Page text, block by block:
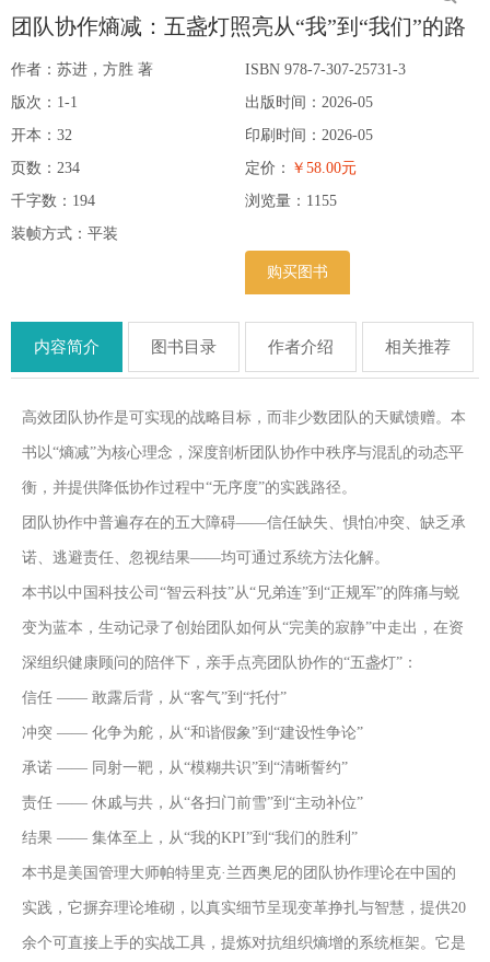
团队协作熵减：五盏灯照亮从“我”到“我们”的路
作者：苏进，方胜 著
版次：1-1
开本：32
页数：234
千字数：194
装帧方式：平装
ISBN 978-7-307-25731-3
出版时间：2026-05
印刷时间：2026-05
定价： ￥58.00元
浏览量： 1155
购买图书
内容简介 图书目录 作者介绍 相关推荐
高效团队协作是可实现的战略目标，而非少数团队的天赋馈赠。本
书以“熵减”为核心理念，深度剖析团队协作中秩序与混乱的动态平
衡，并提供降低协作过程中“无序度”的实践路径。
团队协作中普遍存在的五大障碍——信任缺失、惧怕冲突、缺乏承
诺、逃避责任、忽视结果——均可通过系统方法化解。
本书以中国科技公司“智云科技”从“兄弟连”到“正规军”的阵痛与蜕
变为蓝本，生动记录了创始团队如何从“完美的寂静”中走出，在资
深组织健康顾问的陪伴下，亲手点亮团队协作的“五盏灯”：
信任 —— 敢露后背，从“客气”到“托付”
冲突 —— 化争为舵，从“和谐假象”到“建设性争论”
承诺 —— 同射一靶，从“模糊共识”到“清晰誓约”
责任 —— 休戚与共，从“各扫门前雪”到“主动补位”
结果 —— 集体至上，从“我的KPI”到“我们的胜利”
本书是美国管理大师帕特里克·兰西奥尼的团队协作理论在中国的
实践，它摒弃理论堆砌，以真实细节呈现变革挣扎与智慧，提供20
余个可直接上手的实战工具，提炼对抗组织熵增的系统框架。它是